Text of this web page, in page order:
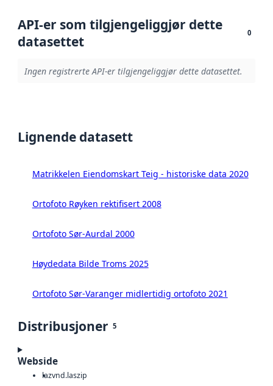
API-er som tilgjengeliggjør dette
datasettet
0
Ingen registrerte API-er tilgjengeliggjør dette datasettet.
Lignende datasett
Matrikkelen Eiendomskart Teig - historiske data 2020
Ortofoto Røyken rektifisert 2008
Ortofoto Sør-Aurdal 2000
Høydedata Bilde Troms 2025
Ortofoto Sør-Varanger midlertidig ortofoto 2021
Distribusjoner 5
Webside
lazvnd.laszip